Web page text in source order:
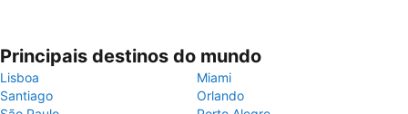
Principais destinos do mundo
Lisboa
Miami
Santiago
Orlando